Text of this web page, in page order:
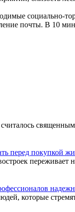
социально-
почты. В 10
перед покупкой
которые